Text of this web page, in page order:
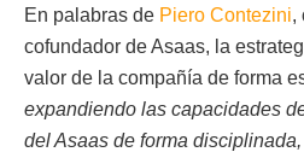
En palabras de Piero Contezini,
cofundador de Asaas, la
valor de la compañía de forma
expandiendo las capacidades
del Asaas de forma